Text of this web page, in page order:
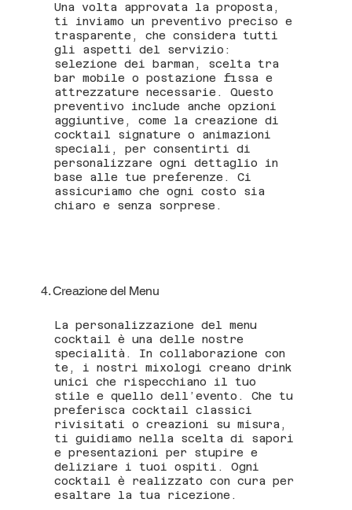
Una volta approvata la proposta,
ti inviamo un preventivo preciso e
trasparente, che considera tutti
gli aspetti del servizio:
selezione dei barman, scelta tra
bar mobile o postazione fissa e
attrezzature necessarie. Questo
preventivo include anche opzioni
aggiuntive, come la creazione di
cocktail signature o animazioni
speciali, per consentirti di
personalizzare ogni dettaglio in
base alle tue preferenze. Ci
assicuriamo che ogni costo sia
chiaro e senza sorprese.
4. Creazione del Menu
La personalizzazione del menu
cocktail è una delle nostre
specialità. In collaborazione con
te, i nostri mixologi creano drink
unici che rispecchiano il tuo
stile e quello dell’evento. Che tu
preferisca cocktail classici
rivisitati o creazioni su misura,
ti guidiamo nella scelta di sapori
e presentazioni per stupire e
deliziare i tuoi ospiti. Ogni
cocktail è realizzato con cura per
esaltare la tua ricezione.